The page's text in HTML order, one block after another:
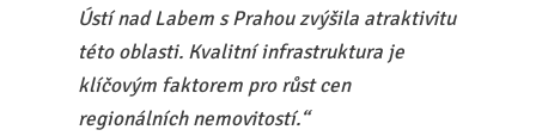
Ústí nad Labem s Prahou zvýšila atraktivitu
této oblasti. Kvalitní infrastruktura je
klíčovým faktorem pro růst cen
regionálních nemovitostí.“